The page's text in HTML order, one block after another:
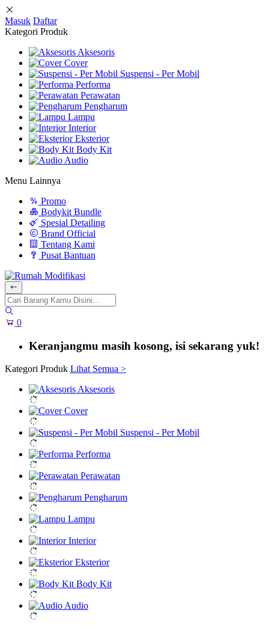
Masuk Daftar
Kategori Produk
Aksesoris
Cover
Suspensi - Per Mobil
Performa
Perawatan
Pengharum
Lampu
Interior
Eksterior
Body Kit
Audio
Menu Lainnya
Promo
Bodykit Bundle
Spesial Detailing
Brand Official
Tentang Kami
Pusat Bantuan
0
Keranjangmu masih kosong, isi sekarang yuk!
Kategori Produk Lihat Semua >
Aksesoris
Cover
Suspensi - Per Mobil
Performa
Perawatan
Pengharum
Lampu
Interior
Eksterior
Body Kit
Audio